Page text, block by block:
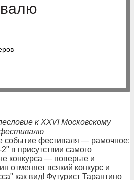
к ХХVI Московскому
событие фестиваля — рамочное:
в присутствии самого
конкурса — поверьте и
отменяет всякий конкурс и
как вид! Футурист Тарантино